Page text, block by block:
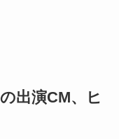
出演CM、ヒ